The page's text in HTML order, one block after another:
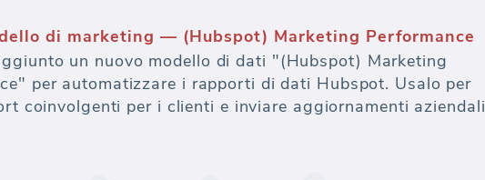
di marketing — (Hubspot) Marketing Performance
un nuovo modello di dati "(Hubspot) Marketing
per automatizzare i rapporti di dati Hubspot. Usalo per
coinvolgenti per i clienti e inviare aggiornamenti aziendali